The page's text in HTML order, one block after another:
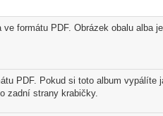
formátu PDF. Obrázek obalu alba
PDF. Pokud si toto album vypálíte
zadní strany krabičky.